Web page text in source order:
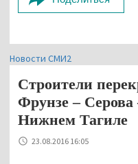
Новости СМИ2
Строители
Фрунзе – Серова
Нижнем Тагиле
23.08.2016 16:05